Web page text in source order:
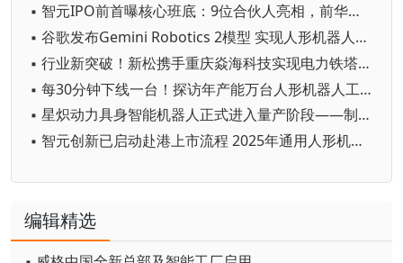
▪ 智元IPO前首曝核心班底：9位合伙人亮相，前华为谷歌腾讯高管集结
▪ 谷歌发布Gemini Robotics 2模型 实现人形机器人全身智能控制突破
▪ 行业新突破！新松携手重庆焱海科技实现电力铁塔塔脚等级焊缝智能焊接
▪ 每30分钟下线一台！探访年产能万台人形机器人工厂
▪ 星炽动力具身智能机器人正式进入量产阶段——制造体系完成从验证到交付的关键跨越
▪ 智元创新已启动赴港上市流程 2025年通用人形机器人出货量超5100台
编辑精选